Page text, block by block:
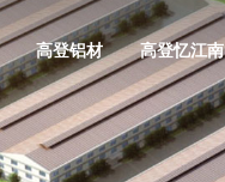
高登铝材 高登忆江南